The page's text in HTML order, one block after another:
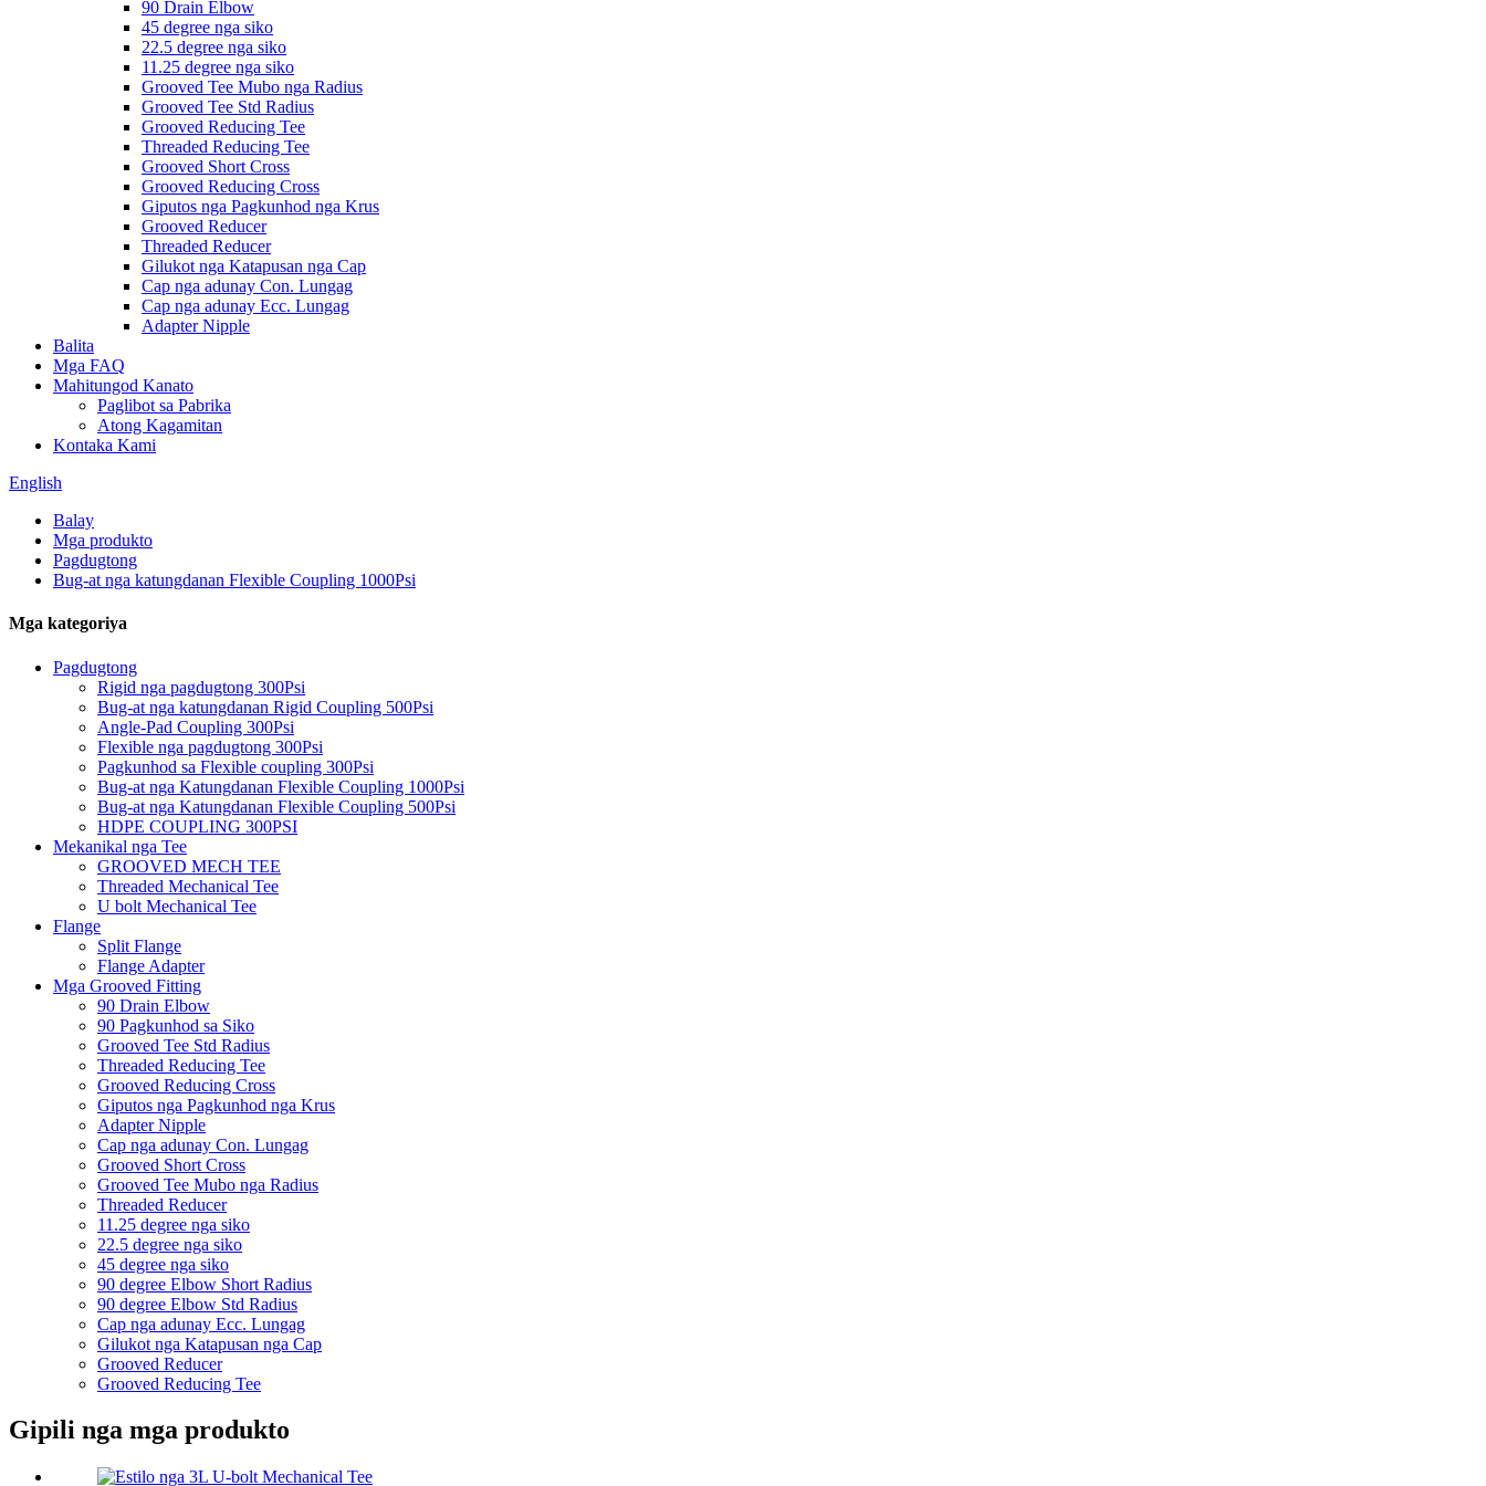
90 Drain Elbow
45 degree nga siko
22.5 degree nga siko
11.25 degree nga siko
Grooved Tee Mubo nga Radius
Grooved Tee Std Radius
Grooved Reducing Tee
Threaded Reducing Tee
Grooved Short Cross
Grooved Reducing Cross
Giputos nga Pagkunhod nga Krus
Grooved Reducer
Threaded Reducer
Gilukot nga Katapusan nga Cap
Cap nga adunay Con. Lungag
Cap nga adunay Ecc. Lungag
Adapter Nipple
Balita
Mga FAQ
Mahitungod Kanato
Paglibot sa Pabrika
Atong Kagamitan
Kontaka Kami
English
Balay
Mga produkto
Pagdugtong
Bug-at nga katungdanan Flexible Coupling 1000Psi
Mga kategoriya
Pagdugtong
Rigid nga pagdugtong 300Psi
Bug-at nga katungdanan Rigid Coupling 500Psi
Angle-Pad Coupling 300Psi
Flexible nga pagdugtong 300Psi
Pagkunhod sa Flexible coupling 300Psi
Bug-at nga Katungdanan Flexible Coupling 1000Psi
Bug-at nga Katungdanan Flexible Coupling 500Psi
HDPE COUPLING 300PSI
Mekanikal nga Tee
GROOVED MECH TEE
Threaded Mechanical Tee
U bolt Mechanical Tee
Flange
Split Flange
Flange Adapter
Mga Grooved Fitting
90 Drain Elbow
90 Pagkunhod sa Siko
Grooved Tee Std Radius
Threaded Reducing Tee
Grooved Reducing Cross
Giputos nga Pagkunhod nga Krus
Adapter Nipple
Cap nga adunay Con. Lungag
Grooved Short Cross
Grooved Tee Mubo nga Radius
Threaded Reducer
11.25 degree nga siko
22.5 degree nga siko
45 degree nga siko
90 degree Elbow Short Radius
90 degree Elbow Std Radius
Cap nga adunay Ecc. Lungag
Gilukot nga Katapusan nga Cap
Grooved Reducer
Grooved Reducing Tee
Gipili nga mga produkto